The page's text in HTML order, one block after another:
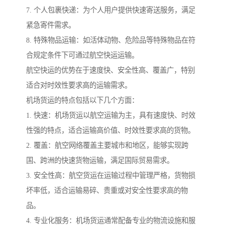
7. 个人包裹快递：为个人用户提供快速寄送服务，满足
紧急寄件需求。
8. 特殊物品运输：如活体动物、危险品等特殊物品在符
合规定条件下可通过航空快运运输。
航空快运的优势在于速度快、安全性高、覆盖广，特别
适合对时效性要求高的运输需求。
机场货运的特点包括以下几个方面：
1. 快速：机场货运以航空运输为主，具有速度快、时效
性强的特点，适合运输高价值、时效性要求高的货物。
2. 覆盖：航空网络覆盖主要城市和地区，能够实现跨
国、跨洲的快速货物运输，满足国际贸易需求。
3. 安全性高：航空货运在运输过程中管理严格，货物损
坏率低，适合运输易碎、贵重或对安全性要求高的物
品。
4. 专业化服务：机场货运通常配备专业的物流设施和服